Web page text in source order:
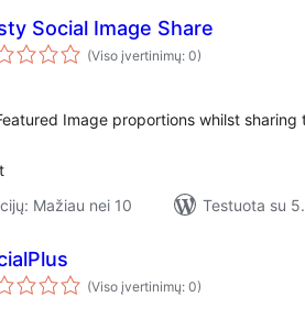
Social Image Share
(Viso įvertinimų: 0)
Image proportions whilst sharing
Mažiau nei 10
Testuota su
(Viso įvertinimų: 0)